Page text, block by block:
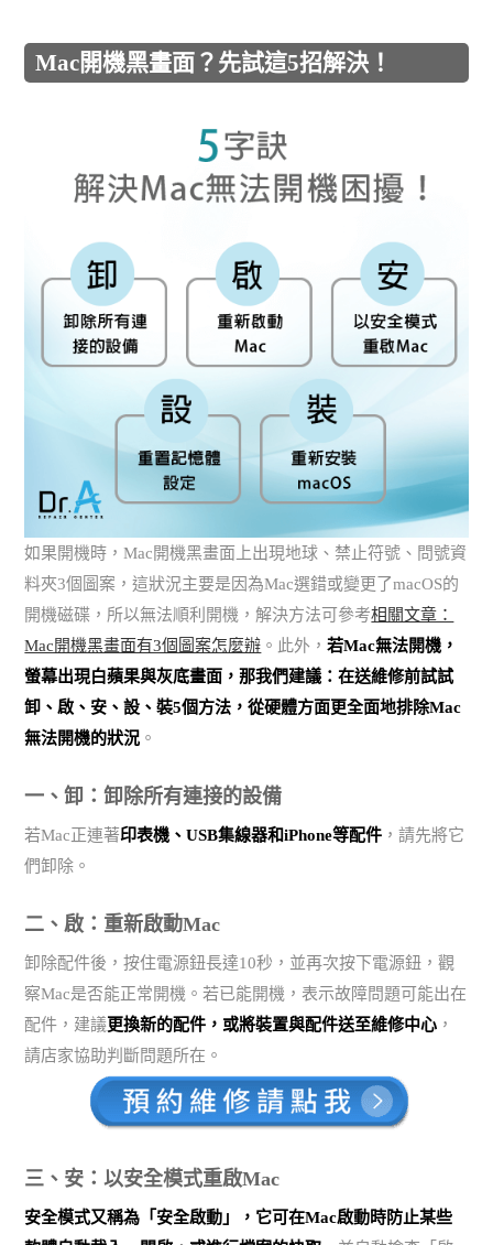
Mac開機黑畫面？先試這5招解決！
如果開機時，Mac開機黑畫面上出現地球、禁止符號、問號資
料夾3個圖案，這狀況主要是因為Mac選錯或變更了macOS的
開機磁碟，所以無法順利開機，解決方法可參考相關文章：
Mac開機黑畫面有3個圖案怎麼辦 。此外，若Mac無法開機，
螢幕出現白蘋果與灰底畫面，那我們建議：在送維修前試試
卸、啟、安、設、裝5個方法，從硬體方面更全面地排除Mac
無法開機的狀況 。
一、卸：卸除所有連接的設備
若Mac正連著印表機、USB集線器和iPhone等配件 ，請先將它
們卸除。
二、啟：重新啟動Mac
卸除配件後，按住電源鈕長達10秒，並再次按下電源鈕，觀
察Mac是否能正常開機。若已能開機，表示故障問題可能出在
配件，建議更換新的配件，或將裝置與配件送至維修中心 ，
請店家協助判斷問題所在。
三、安：以安全模式重啟Mac
安全模式又稱為「安全啟動」，它可在Mac啟動時防止某些